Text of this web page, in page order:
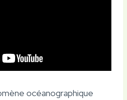
océanographique